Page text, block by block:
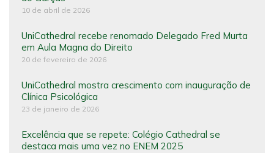
10 de abril de 2026
UniCathedral recebe renomado Delegado Fred Murta
em Aula Magna do Direito
20 de fevereiro de 2026
UniCathedral mostra crescimento com inauguração de
Clínica Psicológica
23 de janeiro de 2026
Excelência que se repete: Colégio Cathedral se
destaca mais uma vez no ENEM 2025